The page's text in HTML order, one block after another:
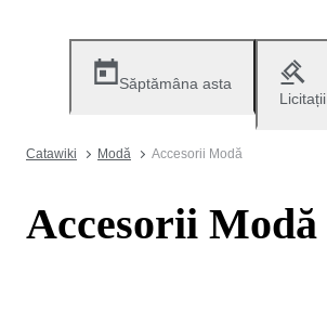
Săptămâna asta
Licitații
Catawiki Modă Accesorii Modă
Accesorii Modă